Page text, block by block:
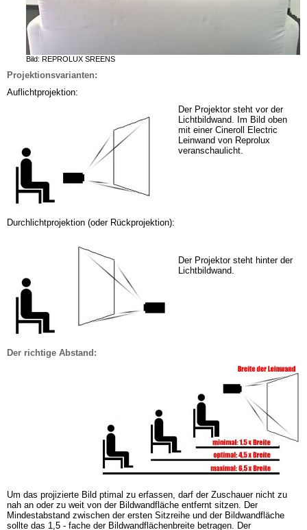
Bild: REPROLUX SREENS
Projektionsvarianten:
Auflichtprojektion:
Der Projektor steht vor der
Lichtbildwand. Im Bild oben
mit einer Cineroll Electric
Leinwand von Reprolux
veranschaulicht.
Durchlichtprojektion (oder Rückprojektion):
Der Projektor steht hinter der
Lichtbildwand.
Der richtige Abstand:
Um das projizierte Bild ptimal zu erfassen, darf der Zuschauer nicht zu
nah an oder zu weit von der Bildwandfläche entfernt sitzen. Der
Mindestabstand zwischen der ersten Sitzreihe und der Bildwandfläche
sollte das 1,5 - fache der Bildwandflächenbreite betragen. Der